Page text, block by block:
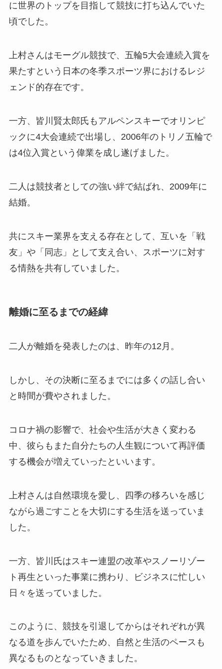
に世界のトップを目指して競技に打ち込んでいた
頃でした。
上村さんはモーグル競技で、五輪5大会連続入賞を
果たすという日本の冬季スポーツ界におけるレジ
ェンド的存在です。
一方、皆川賢太郎氏もアルペンスキーでオリンピ
ックに4大会連続で出場し、2006年のトリノ五輪で
は4位入賞という偉業を成し遂げました。
二人は競技者としての強い絆で結ばれ、2009年に
結婚。
共にスキー業界を支える存在として、互いを「戦
友」や「同志」として支え合い、スポーツに対す
る情熱を共有していました。
離婚に至るまでの経緯
二人が離婚を発表したのは、昨年の12月。
しかし、その決断に至るまでには多くの話し合い
と時間が費やされました。
コロナ禍の影響で、社会や生活が大きく変わる
中、彼らもまた自分たちの人生観について再評価
する機会が増えていったといいます。
上村さんは自然環境を愛し、四季の移ろいを感じ
ながら過ごすことを大切にする生活を送っていま
した。
一方、皆川氏はスキー連盟の改革やスノーリゾー
ト再生といった事業に携わり、ビジネスに忙しい
日々を送っていました。
このように、競技を引退してからはそれぞれが異
なる道を歩んでいたため、自然と生活のペースも
異なるものとなっていきました。